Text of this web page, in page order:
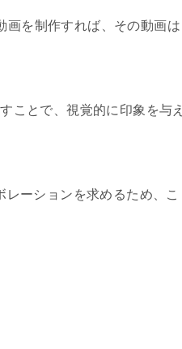
画を制作すれば、その動画は
ことで、視覚的に印象を与
ーションを求めるため、こ